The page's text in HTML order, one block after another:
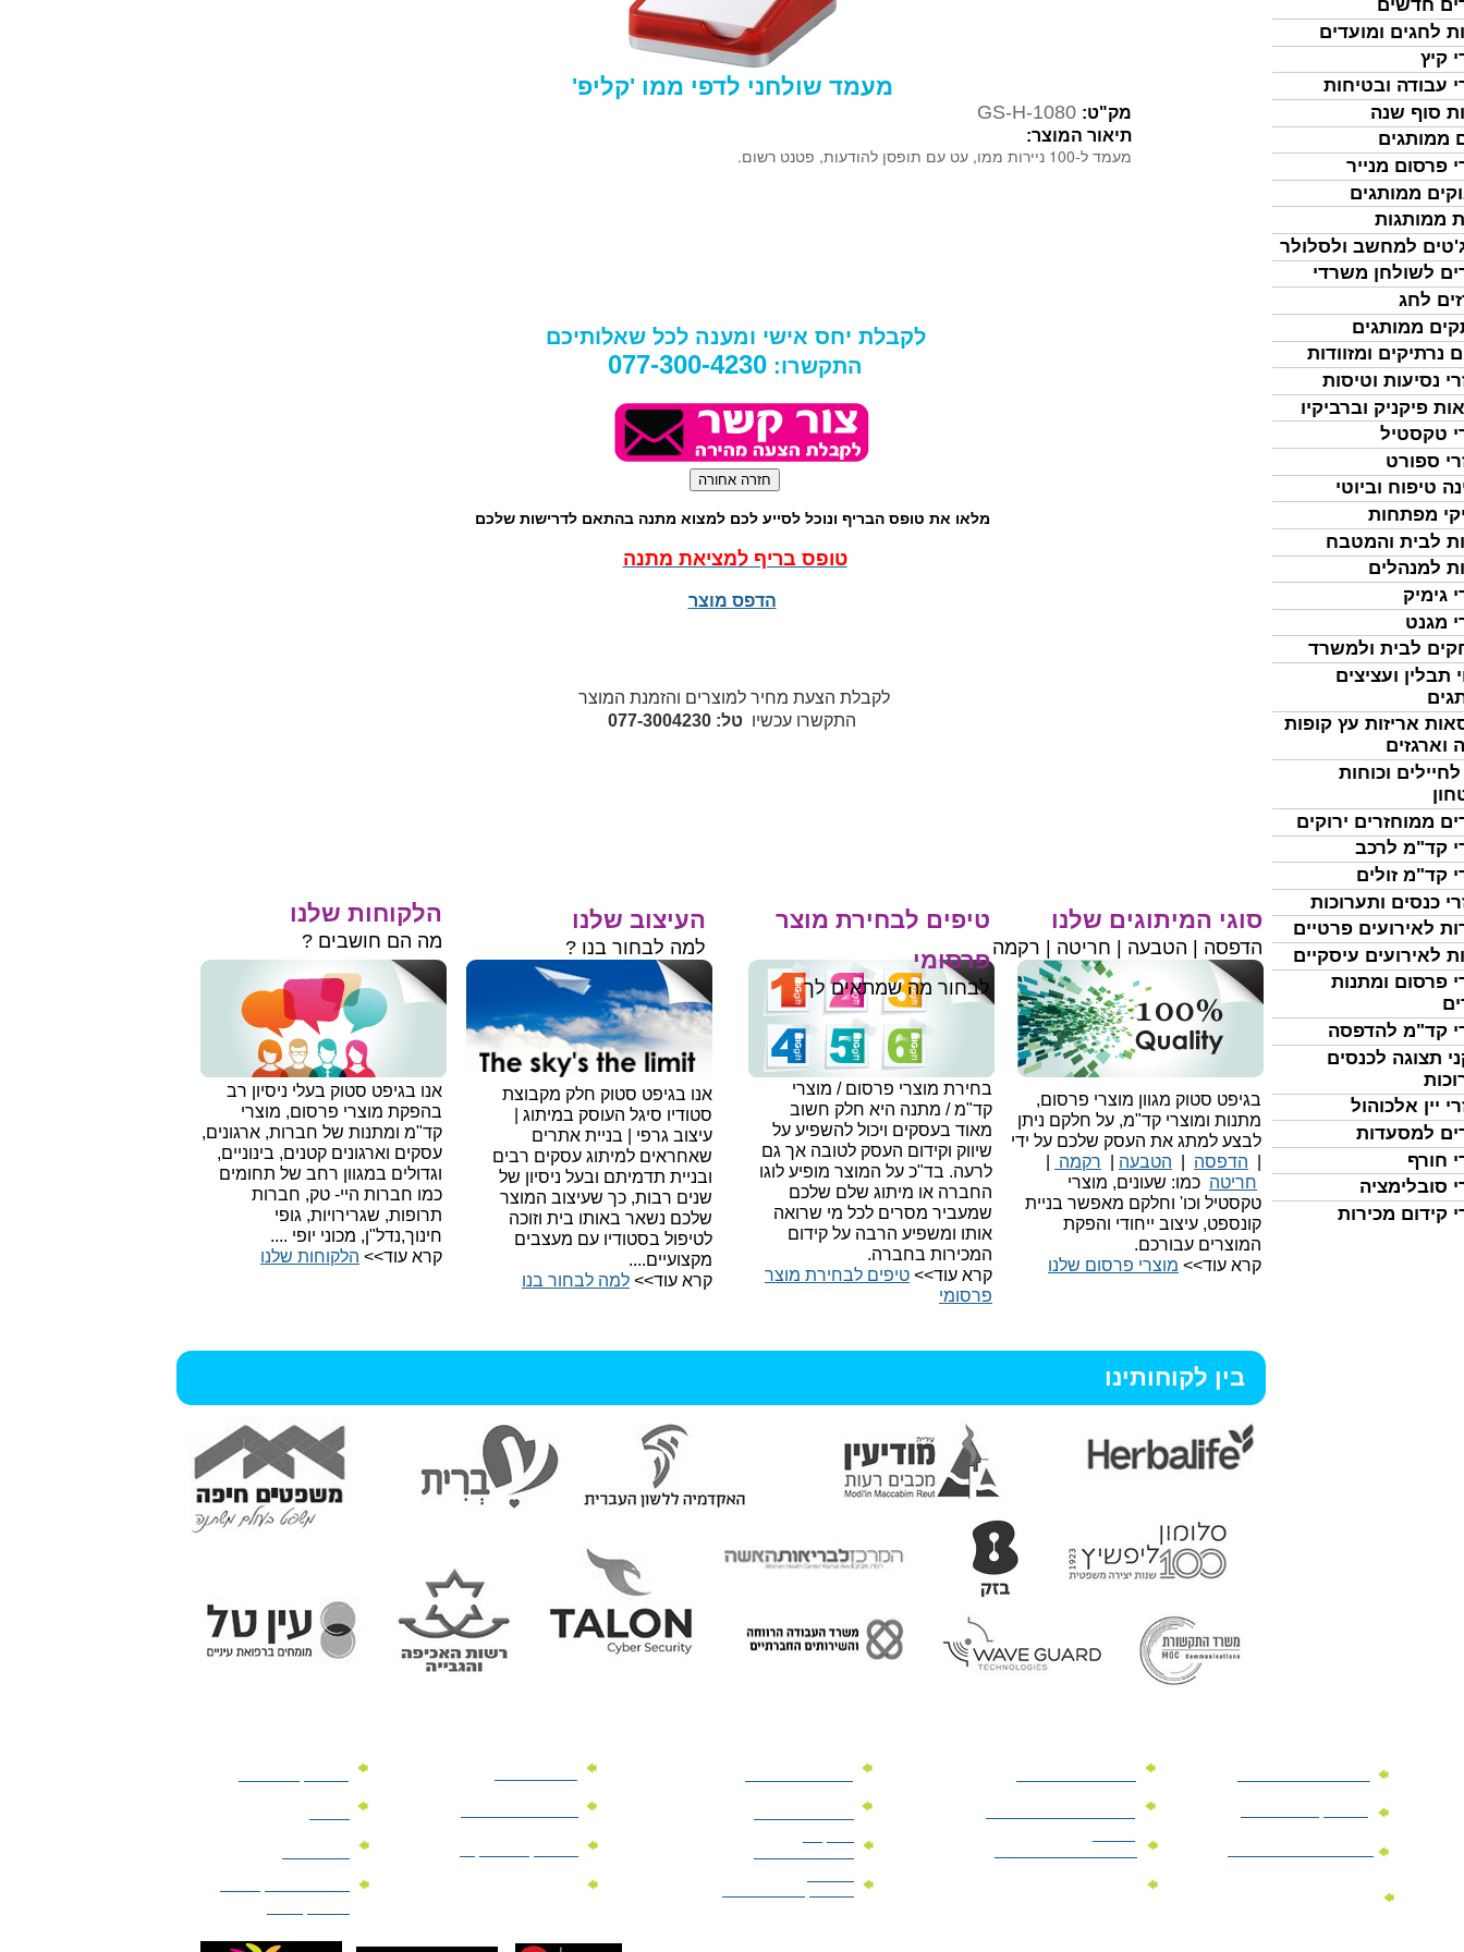
חדשים
לחגים ומועדים
קיץ
עבודה ובטיחות
סוף שנה
ממותגים
פרסום מנייר
ממותגים
ממותגות
למחשב ולסלולר
לשולחן משרדי
לחג
ממותגים
נרתיקים ומזוודות
נסיעות וטיסות
פיקניק וברביקיו
טקסטיל
ספורט
טיפוח וביוטי
מפתחות
לבית והמטבח
למנהלים
גימיק
מגנט
לבית ולמשרד
תבלין ועציצים
אריזות עץ קופות
וארגזים
לחיילים וכוחות
ממוחזרים ירוקים
קד"מ לרכב
קד"מ זולים
כנסים ותערוכות
לאירועים פרטיים
לאירועים עיסקיים
פרסום ומתנות
קד"מ להדפסה
תצוגה לכנסים
יין אלכוהול
למסעדות
חורף
סובלימציה
קידום מכירות
מעמד שולחני לדפי ממו 'קליפ'
מק"ט: GS-H-1080
תיאור המוצר:
מעמד ל-100 ניירות ממו, עט עם תופסן להודעות, פטנט רשום.
לקבלת יחס אישי ומענה לכל שאלותיכם
התקשרו: 077-300-4230
מלאו את טופס הבריף ונוכל לסייע לכם למצוא מתנה בהתאם לדרישות שלכם
טופס בריף למציאת מתנה
הדפס מוצר
לקבלת הצעת מחיר למוצרים והזמנת המוצר
התקשרו עכשיו טל: 077-3004230
אנו בגיפט סטוק חלק מקבוצת
סטודיו סיגל העוסק במיתוג |
עיצוב גרפי | בניית אתרים
שאחראים למיתוג עסקים רבים
ובניית תדמיתם ובעל ניסיון של
שנים רבות, כך שעיצוב המוצר
שלכם נשאר באותו בית וזוכה
לטיפול בסטודיו עם מעצבים
מקצועיים....
קרא עוד>> למה לבחור בנו​
בגיפט סטוק מגוון מוצרי פרסום,
מתנות ומוצרי קד"מ, על חלקם ניתן
לבצע למתג את העסק שלכם על ידי
הדפסה הטבעה רקמה
חריטה כמו: שעונים, מוצרי
טקסטיל וכו' וחלקם מאפשר בניית
קונספט, עיצוב ייחודי והפקת
המוצרים עבורכם.
קרא עוד>> מוצרי פרסום שלנו
אנו בגיפט סטוק בעלי ניסיון רב
בהפקת מוצרי פרסום, מוצרי
קד"מ ומתנות של חברות, ארגונים,
עסקים וארגונים קטנים, בינוניים,
וגדולים במגוון רחב של תחומים
כמו חברות היי- טק, חברות
תרופות, שגרירויות, גופי
חינוך,נדל"ן, מכוני יופי ....
קרא עוד>> הלקוחות שלנו
בחירת מוצרי פרסום / מוצרי
קד"מ / מתנה היא חלק חשוב
מאוד בעסקים ויכול להשפיע על
שיווק וקידום העסק לטובה אך גם
לרעה. בד"כ על המוצר מופיע לוגו
החברה או מיתוג שלם שלכם
שמעביר מסרים לכל מי שרואה
אותו ומשפיע הרבה על קידום
המכירות בחברה.
קרא עוד>> טיפים לבחירת מוצר
פרסומי
טיפים לבחירת מוצר
פרסומי
לבחור מה שמתאים לך
העיצוב שלנו
למה לבחור בנו ?
סוגי המיתוגים שלנו
הדפסה | הטבעה | חריטה | רקמה
הלקוחות שלנו
מה הם חושבים ?
בין לקוחותינו